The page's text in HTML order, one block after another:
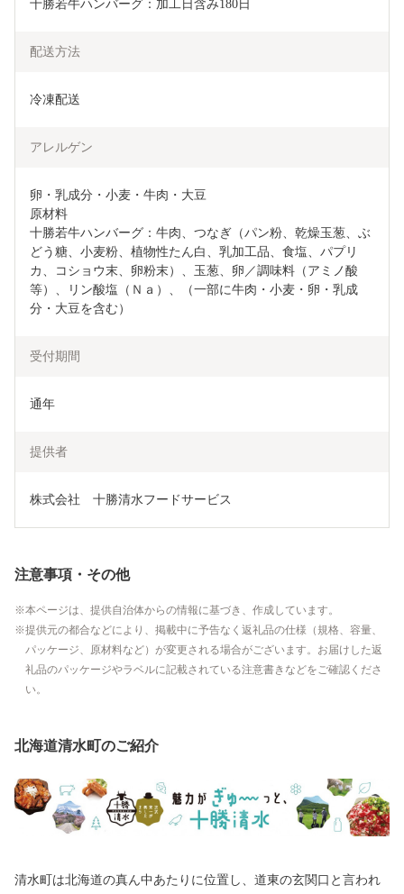
十勝若牛ハンバーグ：加工日含み180日
配送方法
冷凍配送
アレルゲン
卵・乳成分・小麦・牛肉・大豆
原材料
十勝若牛ハンバーグ：牛肉、つなぎ（パン粉、乾燥玉葱、ぶ
どう糖、小麦粉、植物性たん白、乳加工品、食塩、パプリ
カ、コショウ末、卵粉末）、玉葱、卵／調味料（アミノ酸
等）、リン酸塩（Ｎａ）、（一部に牛肉・小麦・卵・乳成
分・大豆を含む）
受付期間
通年
提供者
株式会社　十勝清水フードサービス
注意事項・その他
本ページは、提供自治体からの情報に基づき、作成しています。
提供元の都合などにより、掲載中に予告なく返礼品の仕様（規格、容量、
パッケージ、原材料など）が変更される場合がございます。お届けした返
礼品のパッケージやラベルに記載されている注意書きなどをご確認くださ
い。
北海道清水町のご紹介
清水町は北海道の真ん中あたりに位置し、道東の玄関口と言われ